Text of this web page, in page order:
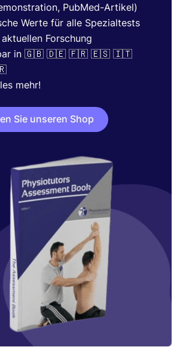
PubMed-Artikel)
Werte für alle Spezialtests
Forschung
in 🇬🇧 🇩🇪 🇫🇷 🇪🇸 🇮🇹
mehr!
Sie unseren Shop